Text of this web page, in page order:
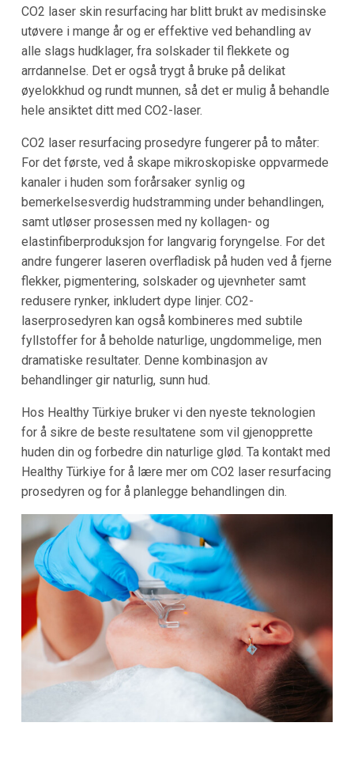
CO2 laser skin resurfacing har blitt brukt av medisinske
utøvere i mange år og er effektive ved behandling av
alle slags hudklager, fra solskader til flekkete og
arrdannelse. Det er også trygt å bruke på delikat
øyelokkhud og rundt munnen, så det er mulig å behandle
hele ansiktet ditt med CO2-laser.
CO2 laser resurfacing prosedyre fungerer på to måter:
For det første, ved å skape mikroskopiske oppvarmede
kanaler i huden som forårsaker synlig og
bemerkelsesverdig hudstramming under behandlingen,
samt utløser prosessen med ny kollagen- og
elastinfiberproduksjon for langvarig foryngelse. For det
andre fungerer laseren overfladisk på huden ved å fjerne
flekker, pigmentering, solskader og ujevnheter samt
redusere rynker, inkludert dype linjer. CO2-
laserprosedyren kan også kombineres med subtile
fyllstoffer for å beholde naturlige, ungdommelige, men
dramatiske resultater. Denne kombinasjon av
behandlinger gir naturlig, sunn hud.
Hos Healthy Türkiye bruker vi den nyeste teknologien
for å sikre de beste resultatene som vil gjenopprette
huden din og forbedre din naturlige glød. Ta kontakt med
Healthy Türkiye for å lære mer om CO2 laser resurfacing
prosedyren og for å planlegge behandlingen din.